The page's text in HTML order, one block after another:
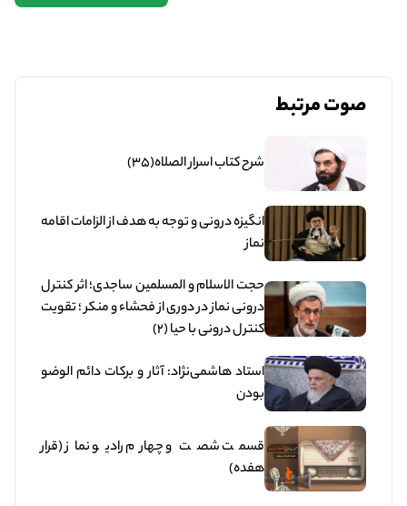
صوت مرتبط
شرح کتاب اسرار الصلاه(35)
انگیزه درونی و توجه به هدف از الزامات اقامه
نماز
حجت الاسلام و المسلمین ساجدی؛ اثر کنترل
درونی نماز در دوری از فحشاء و منکر ؛ تقویت
کنترل درونی با حیا (2)
استاد هاشمی‌نژاد: آثار و برکات دائم الوضو
بودن
قسمت شصت و چهارم رادیو نماز (قرار
هفده)